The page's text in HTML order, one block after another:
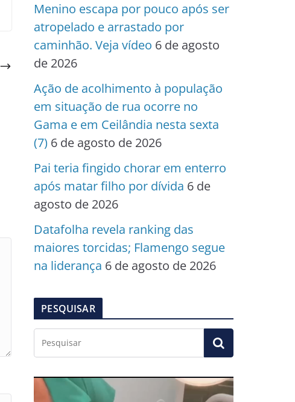
Menino escapa por pouco após ser
atropelado e arrastado por
caminhão. Veja vídeo 6 de agosto
de 2026
Ação de acolhimento à população
em situação de rua ocorre no
Gama e em Ceilândia nesta sexta
(7) 6 de agosto de 2026
Pai teria fingido chorar em enterro
após matar filho por dívida 6 de
agosto de 2026
Datafolha revela ranking das
maiores torcidas; Flamengo segue
na liderança 6 de agosto de 2026
PESQUISAR